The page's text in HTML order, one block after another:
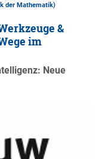
der Mathematik)
&
im
Neue